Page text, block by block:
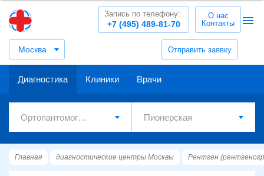
Москва Отправить заявку
+7 (495) 489-81-70
Запись по телефону:
О нас
Контакты
Диагностика Клиники Врачи
Главная диагностические центры Москвы Рентген